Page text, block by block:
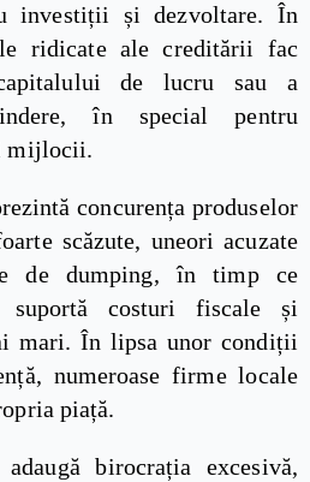
investiții și dezvoltare. În
ridicate ale creditării fac
de lucru sau a
în special pentru
mijlocii.
concurența produselor
scăzute, uneori acuzate
de dumping, în timp ce
suportă costuri fiscale și
mari. În lipsa unor condiții
numeroase firme locale
piață.
birocrația excesivă,